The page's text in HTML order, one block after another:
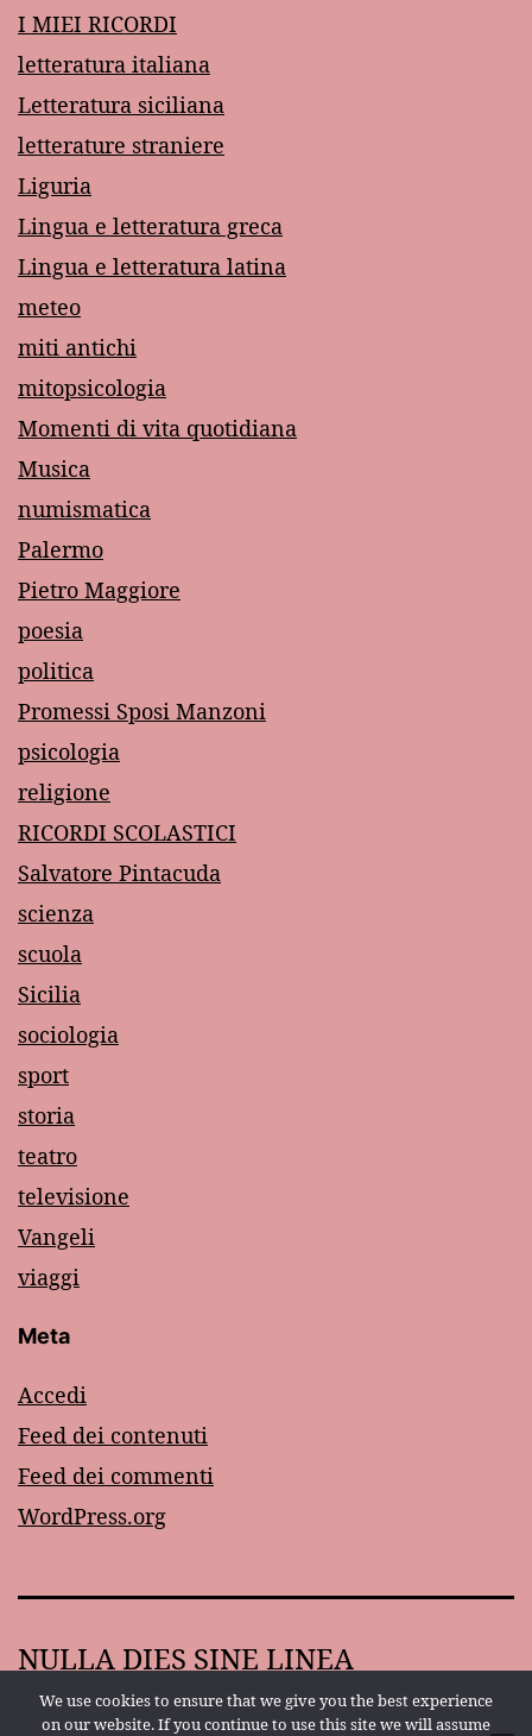
I MIEI RICORDI
letteratura italiana
Letteratura siciliana
letterature straniere
Liguria
Lingua e letteratura greca
Lingua e letteratura latina
meteo
miti antichi
mitopsicologia
Momenti di vita quotidiana
Musica
numismatica
Palermo
Pietro Maggiore
poesia
politica
Promessi Sposi Manzoni
psicologia
religione
RICORDI SCOLASTICI
Salvatore Pintacuda
scienza
scuola
Sicilia
sociologia
sport
storia
teatro
televisione
Vangeli
viaggi
Meta
Accedi
Feed dei contenuti
Feed dei commenti
WordPress.org
NULLA DIES SINE LINEA
Proudly powered byWordPress.
We use cookies to ensure that we give you the best experience
on our website. If you continue to use this site we will assume